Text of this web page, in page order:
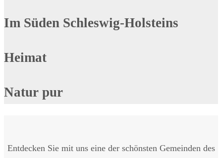
Im Süden Schleswig-Holsteins
Heimat
Natur pur
Entdecken Sie mit uns eine der schönsten Gemeinden des